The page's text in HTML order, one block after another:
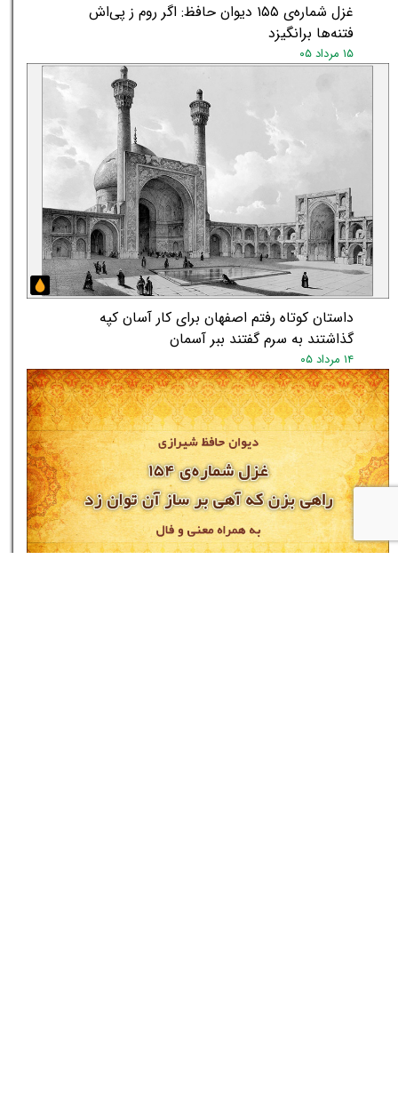
★★
غزل شماره‌ی ۱۵۵ دیوان حافظ: اگر روم ز پی‌اش
فتنه‌ها برانگیزد
۱۵ مرداد ۰۵
داستان کوتاه رفتم اصفهان برای کار آسان کپه
گذاشتند به سرم گفتند ببر آسمان
۱۴ مرداد ۰۵